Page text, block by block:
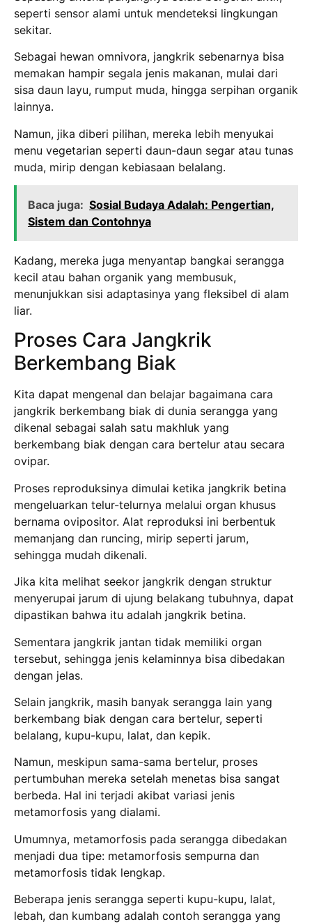
seperti sensor alami untuk mendeteksi lingkungan
sekitar.
Sebagai hewan omnivora, jangkrik sebenarnya bisa
memakan hampir segala jenis makanan, mulai dari
sisa daun layu, rumput muda, hingga serpihan organik
lainnya.
Namun, jika diberi pilihan, mereka lebih menyukai
menu vegetarian seperti daun-daun segar atau tunas
muda, mirip dengan kebiasaan belalang.
Baca juga: Sosial Budaya Adalah: Pengertian,
Sistem dan Contohnya
Kadang, mereka juga menyantap bangkai serangga
kecil atau bahan organik yang membusuk,
menunjukkan sisi adaptasinya yang fleksibel di alam
liar.
Proses Cara Jangkrik
Berkembang Biak
Kita dapat mengenal dan belajar bagaimana cara
jangkrik berkembang biak di dunia serangga yang
dikenal sebagai salah satu makhluk yang
berkembang biak dengan cara bertelur atau secara
ovipar.
Proses reproduksinya dimulai ketika jangkrik betina
mengeluarkan telur-telurnya melalui organ khusus
bernama ovipositor. Alat reproduksi ini berbentuk
memanjang dan runcing, mirip seperti jarum,
sehingga mudah dikenali.
Jika kita melihat seekor jangkrik dengan struktur
menyerupai jarum di ujung belakang tubuhnya, dapat
dipastikan bahwa itu adalah jangkrik betina.
Sementara jangkrik jantan tidak memiliki organ
tersebut, sehingga jenis kelaminnya bisa dibedakan
dengan jelas.
Selain jangkrik, masih banyak serangga lain yang
berkembang biak dengan cara bertelur, seperti
belalang, kupu-kupu, lalat, dan kepik.
Namun, meskipun sama-sama bertelur, proses
pertumbuhan mereka setelah menetas bisa sangat
berbeda. Hal ini terjadi akibat variasi jenis
metamorfosis yang dialami.
Umumnya, metamorfosis pada serangga dibedakan
menjadi dua tipe: metamorfosis sempurna dan
metamorfosis tidak lengkap.
Beberapa jenis serangga seperti kupu-kupu, lalat,
lebah, dan kumbang adalah contoh serangga yang